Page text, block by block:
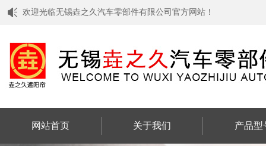
欢迎光临无锡垚之久汽车零部件有限公司官方网站！
网站首页 关于我们 产品型